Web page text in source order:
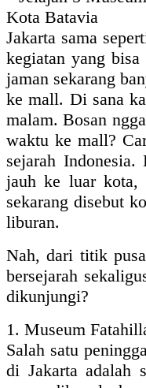
Jakarta sama
kegiatan yang
jaman sekarang
ke mall. Di sana
malam. Bosan
waktu ke mall?
sejarah
jauh ke luar kota,
sekarang disebut
liburan.
Nah, dari titik
bersejarah
dikunjungi?
1. Museum
Salah satu
di Jakarta adalah